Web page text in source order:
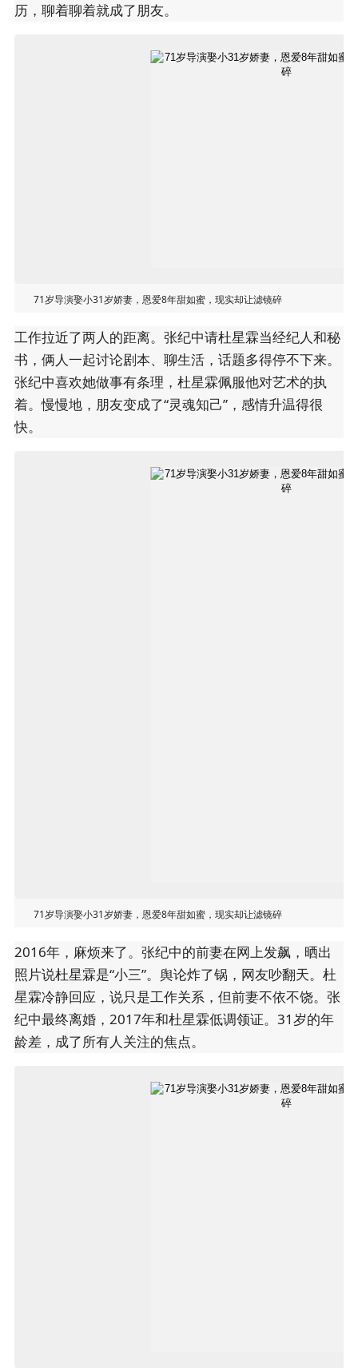
历，聊着聊着就成了朋友。
71岁导演娶小31岁娇妻，恩爱8年甜如蜜，现实却让滤镜碎
工作拉近了两人的距离。张纪中请杜星霖当经纪人和秘
书，俩人一起讨论剧本、聊生活，话题多得停不下来。
张纪中喜欢她做事有条理，杜星霖佩服他对艺术的执
着。慢慢地，朋友变成了“灵魂知己”，感情升温得很
快。
71岁导演娶小31岁娇妻，恩爱8年甜如蜜，现实却让滤镜碎
2016年，麻烦来了。张纪中的前妻在网上发飙，晒出
照片说杜星霖是“小三”。舆论炸了锅，网友吵翻天。杜
星霖冷静回应，说只是工作关系，但前妻不依不饶。张
纪中最终离婚，2017年和杜星霖低调领证。31岁的年
龄差，成了所有人关注的焦点。